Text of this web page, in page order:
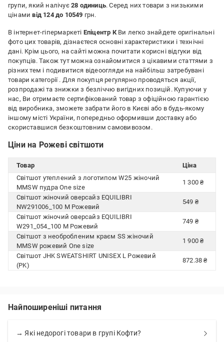
групи, який налічує 28 одиниць. Серед них товари з низькими
цінамивід 124 до 10549 грн.
В інтернет-гіпермаркеті Епіцентр КВи легко знайдете оригінальні
фото цих товарів, дізнаєтеся основні характеристики і технічні
дані. Крім цього, на сайті можна почитати корисні відгуки від
покупців. Також тут можна ознайомитися з цікавими статтями з
різних тем і подивитися відеоогляди на найбільш затребувані
товари категорії . Для покупця регулярно проводяться акції,
розпродажі та знижки з безліччю вигідних позицій. Купуючи у
нас, Ви отримаєте сертифікований товар з офіційною гарантією
від виробника, зможете забрати його в Києві або в будь-якому
іншому місті України, попередньо оформивши доставку або
скориставшися безкоштовним самовивозом.
Ціни на Рожеві світшоти
Товар
Ціна
Світшот утеплений з логотипом W25 жіночий
MMSW пудра One size
1 300 ₴
Світшот жіночий оверсайз EQUILIBRI
NW291006_100 M Рожевий
549 ₴
Світшот жіночий оверсайз EQUILIBRI
W291_054_100 M Рожевий
749 ₴
Світшот з необробленим краєм SS жіночий
MMSW рожевий One size
1 900 ₴
Світшот JHK SWEATSHIRT UNISEX L Рожевий
(PK)
872.38 ₴
Найпоширеніші питання
→ Які недорогі товари в групі Кофти?